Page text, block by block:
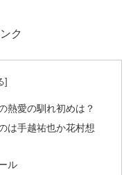
ク
熱愛の馴れ初めは？
は手越祐也か花村想
ル